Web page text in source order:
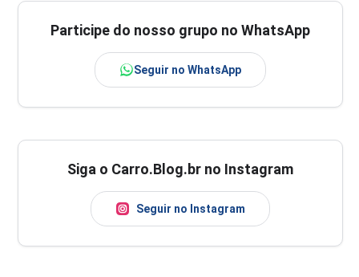
Participe do nosso grupo no WhatsApp
Seguir no WhatsApp
Siga o Carro.Blog.br no Instagram
Seguir no Instagram